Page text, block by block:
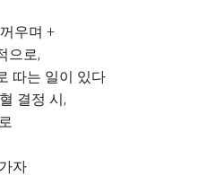
우며 +
으로,
따는 일이 있다
결정 시,
자